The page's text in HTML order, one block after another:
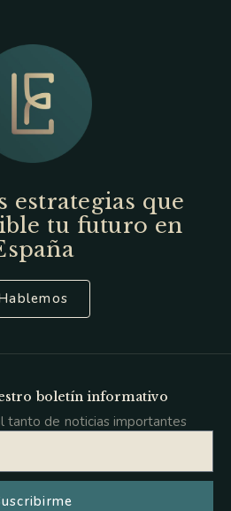
estrategias que
tu futuro en
boletín informativo
tanto de noticias importantes